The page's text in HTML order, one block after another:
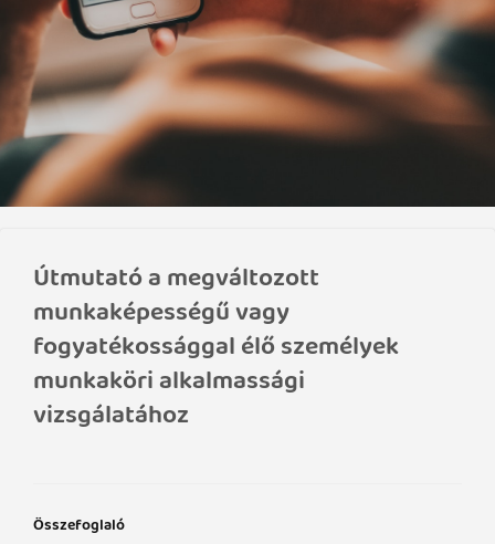
Útmutató a megváltozott
munkaképességű vagy
fogyatékossággal élő személyek
munkaköri alkalmassági
vizsgálatához
Összefoglaló